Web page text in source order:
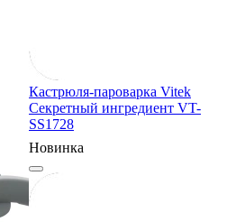
Кастрюля-пароварка Vitek
Секретный ингредиент VT-
SS1728
Новинка